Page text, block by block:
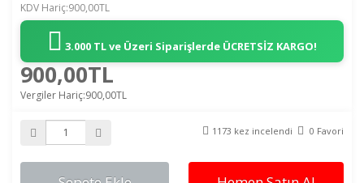
KDV Hariç:900,00TL
3.000 TL ve Üzeri Siparişlerde ÜCRETSİZ KARGO!
900,00TL
Vergiler Hariç:900,00TL
1173 kez incelendi 0 Favori